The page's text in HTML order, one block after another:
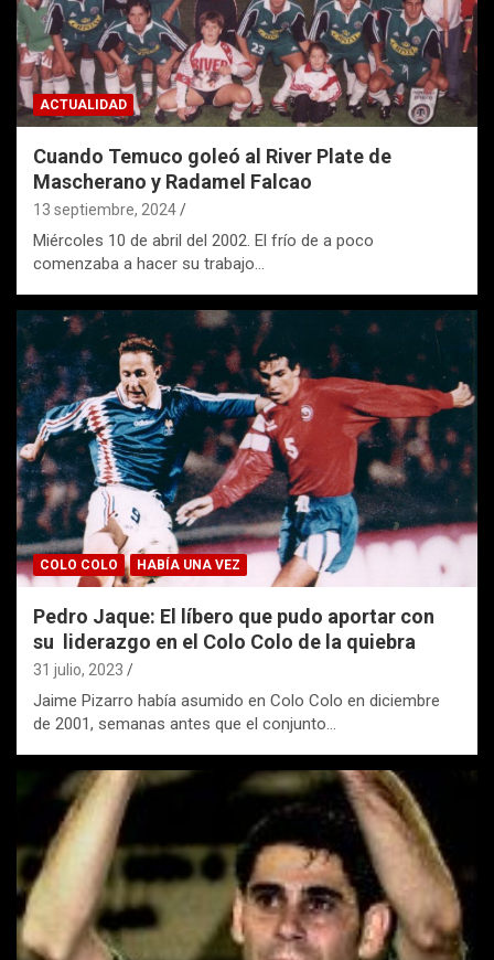
ACTUALIDAD
Cuando Temuco goleó al River Plate de
Mascherano y Radamel Falcao
13 septiembre, 2024
Miércoles 10 de abril del 2002. El frío de a poco
comenzaba a hacer su trabajo…
COLO COLO HABÍA UNA VEZ
Pedro Jaque: El líbero que pudo aportar con
su liderazgo en el Colo Colo de la quiebra
31 julio, 2023
Jaime Pizarro había asumido en Colo Colo en diciembre
de 2001, semanas antes que el conjunto…